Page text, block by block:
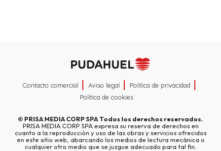
Contacto comercial Aviso legal
Política de privacidad
Política de cookies
© PRISA MEDIA CORP SPATodos los derechos reservados.
PRISA MEDIA CORP SPA expresa su reserva de derechos en
cuanto a la reproducción y uso de las obras y servicios ofrecidos
en este sitio web, abarcando los medios de lectura mecánica o
cualquier otro medio que se juzgue adecuado para tal fin.